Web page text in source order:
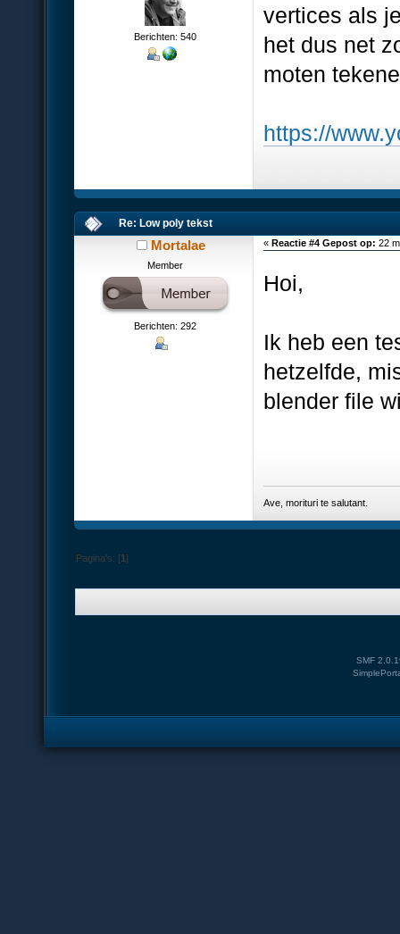
Berichten: 540
vertices als
het dus net
moten
https://
Re: Low poly tekst
Mortalae
Member
Berichten: 292
«Reactie #4 Gepost op: 22
Hoi,
Ik heb een
hetzelfde,
blender file
Ave, morituri te salutant.
Pagina's: [1]
SMF